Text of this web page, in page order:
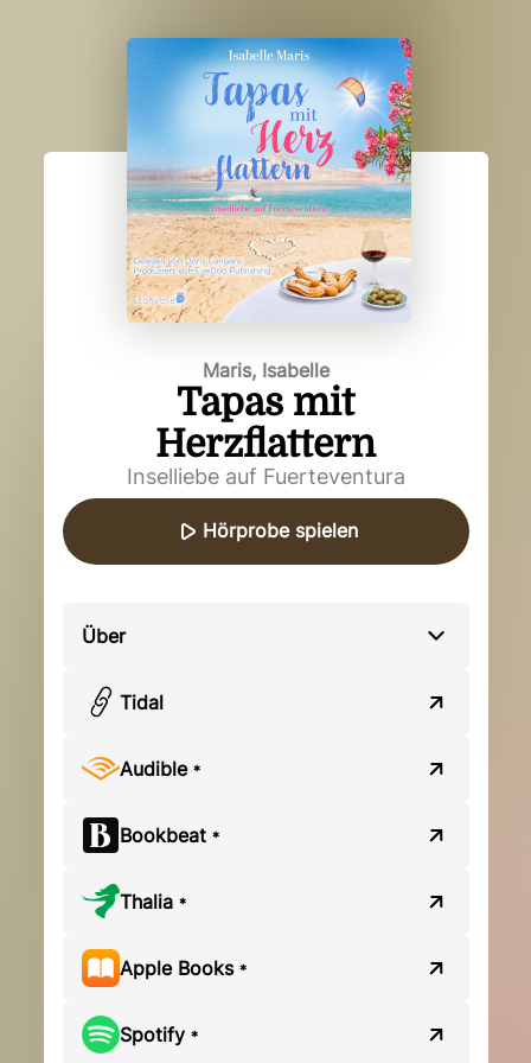
Maris, Isabelle
Tapas mit
Herzflattern
Inselliebe auf Fuerteventura
Hörprobe spielen
Über
Tidal
Audible *
Bookbeat *
Thalia *
Apple Books *
Spotify *